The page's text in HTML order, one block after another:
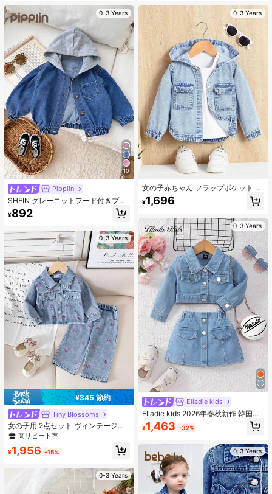
クチェーンデザイン、洗練された破
れ加工ディテール、テーパードシル
エットでスリムな印象。赤ちゃんの
独特のファッションセンスを引き立
てます。日常外出、誕生日パーティ
ー、週末の旅行など、赤ちゃんを注
目の的にしてくれます。
0-3 Years
10
Pipplin
SHEIN グレーニットフード付きブル
ーデニム長袖ジャケット ベビーガー
ル用
¥892
0-3 Years
¥345 節約
Tiny BIossoms
女の子用 2点セット ヴィンテージデ
ニムジャケット(リボン付き長袖)+ デ
高リピート率
¥1,956 -15%
0-3 Years
なストリートウェアファッション、
襟付き半袖デザイン、シングルブレ
スト ボタン、胸ポケット、ウエスト
ゴム、パッチポケット装飾ショー
ツ、柔らかいコットンデニム素材、
デイリー、パーティー、学校、通勤
に適しています
0-3 Years
女の子赤ちゃん フラップポケット フ
ード付き Tシャツなし デニムジャケ
ット
¥1,696
0-3 Years
Elladie kids
Elladie kids 2026年春秋新作 韓国ス
タイル シック デニムセット ベビー
ガール スウィート キュート 長袖ジ
トフィット キッズ カジュアル 多用
途 アウトドア 旅行 バケーション プ
レッピースタイル パーティー 写真撮
影 ファッションアイテム 快適 通気
性のよいデニムセット ベビーガール
¥1,463 -32%
0-3 Years